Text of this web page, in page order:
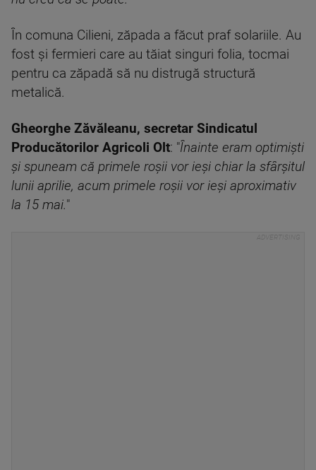
În comuna Cilieni, zăpada a făcut praf solariile. Au
fost şi fermieri care au tăiat singuri folia, tocmai
pentru ca zăpadă să nu distrugă structură
metalică.
Gheorghe Zăvăleanu, secretar Sindicatul
Producătorilor Agricoli Olt: "Înainte eram optimişti
şi spuneam că primele roşii vor ieşi chiar la sfârşitul
lunii aprilie, acum primele roşii vor ieşi aproximativ
la 15 mai."